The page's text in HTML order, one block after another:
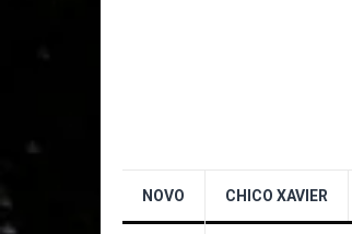
NOVO CHICO XAVIER